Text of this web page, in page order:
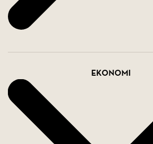
Föreningen tillhandahåller bland
parkeringsplatser, garageplatser
med torkrum, cykelförråd och
källaren som nås från trapphuset.
trevliga gårdar med grillmöjligheter
lekplatser och fina grönområden
lägenheten hör både förråd och
Här bor du med ett attraktivt läge i
Ekonomi